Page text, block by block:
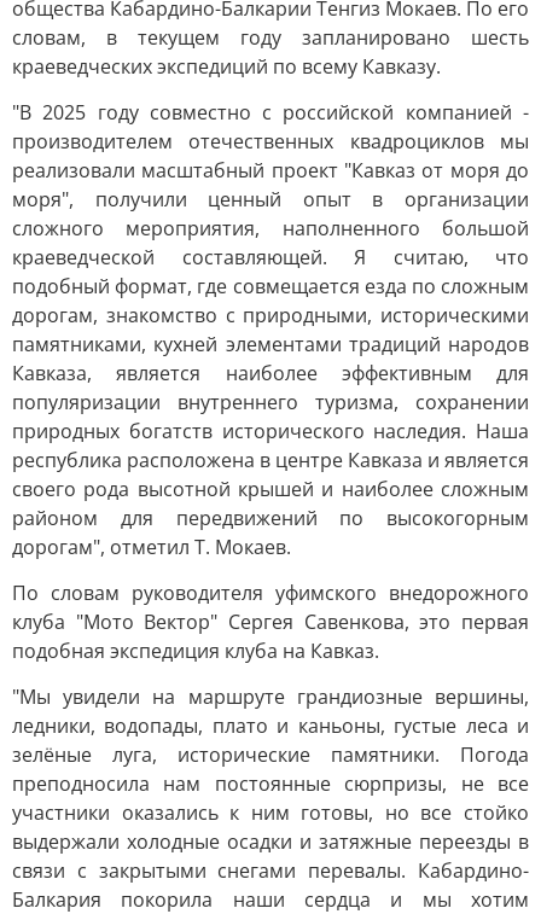
общества Кабардино-Балкарии Тенгиз Мокаев. По его
словам, в текущем году запланировано шесть
краеведческих экспедиций по всему Кавказу.
"В 2025 году совместно с российской компанией -
производителем отечественных квадроциклов мы
реализовали масштабный проект "Кавказ от моря до
моря", получили ценный опыт в организации
сложного мероприятия, наполненного большой
краеведческой составляющей. Я считаю, что
подобный формат, где совмещается езда по сложным
дорогам, знакомство с природными, историческими
памятниками, кухней элементами традиций народов
Кавказа, является наиболее эффективным для
популяризации внутреннего туризма, сохранении
природных богатств исторического наследия. Наша
республика расположена в центре Кавказа и является
своего рода высотной крышей и наиболее сложным
районом для передвижений по высокогорным
дорогам", отметил Т. Мокаев.
По словам руководителя уфимского внедорожного
клуба "Мото Вектор" Сергея Савенкова, это первая
подобная экспедиция клуба на Кавказ.
"Мы увидели на маршруте грандиозные вершины,
ледники, водопады, плато и каньоны, густые леса и
зелёные луга, исторические памятники. Погода
преподносила нам постоянные сюрпризы, не все
участники оказались к ним готовы, но все стойко
выдержали холодные осадки и затяжные переезды в
связи с закрытыми снегами перевалы. Кабардино-
Балкария покорила наши сердца и мы хотим